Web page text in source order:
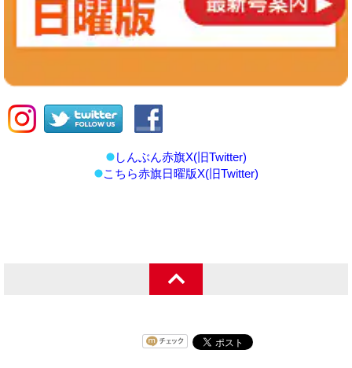
しんぶん赤旗X(旧Twitter)
こちら赤旗日曜版X(旧Twitter)